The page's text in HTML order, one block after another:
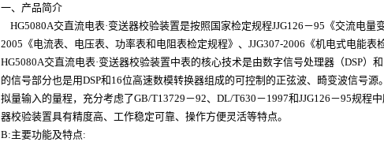
一、产品简介
HG5080A交直流电表·变送器校验装置是按照国家检定规程JJG126－95《交流电量
2005《电流表、电压表、功率表和 电阻表检定规程》、JJG307-2006《机电式电能表
HG5080A交直流电表·变送器校验装置中表的核心技术是由数字信号处理器（DSP）
的信号部分也是用DSP和16位高速数模转换器组成的可控制的正弦波、畸变波信号源
拟量输入的量程，充分考虑了GB/T13729－92、DL/T630－1997和JJG126－95规程
器校验装置具有精度高、工作稳定可靠、操作方便灵活等特点。
B:主要功能及特点: